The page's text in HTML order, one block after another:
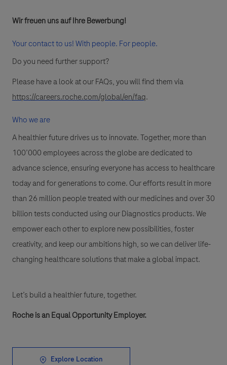
Wir freuen uns auf Ihre Bewerbung!
Your contact to us! With people. For people.
Do you need further support?
Please have a look at our FAQs, you will find them via
https://careers.roche.com/global/en/faq.
Who we are
A healthier future drives us to innovate. Together, more than
100’000 employees across the globe are dedicated to
advance science, ensuring everyone has access to healthcare
today and for generations to come. Our efforts result in more
than 26 million people treated with our medicines and over 30
billion tests conducted using our Diagnostics products. We
empower each other to explore new possibilities, foster
creativity, and keep our ambitions high, so we can deliver life-
changing healthcare solutions that make a global impact.
Let’s build a healthier future, together.
Roche is an Equal Opportunity Employer.
Explore Location